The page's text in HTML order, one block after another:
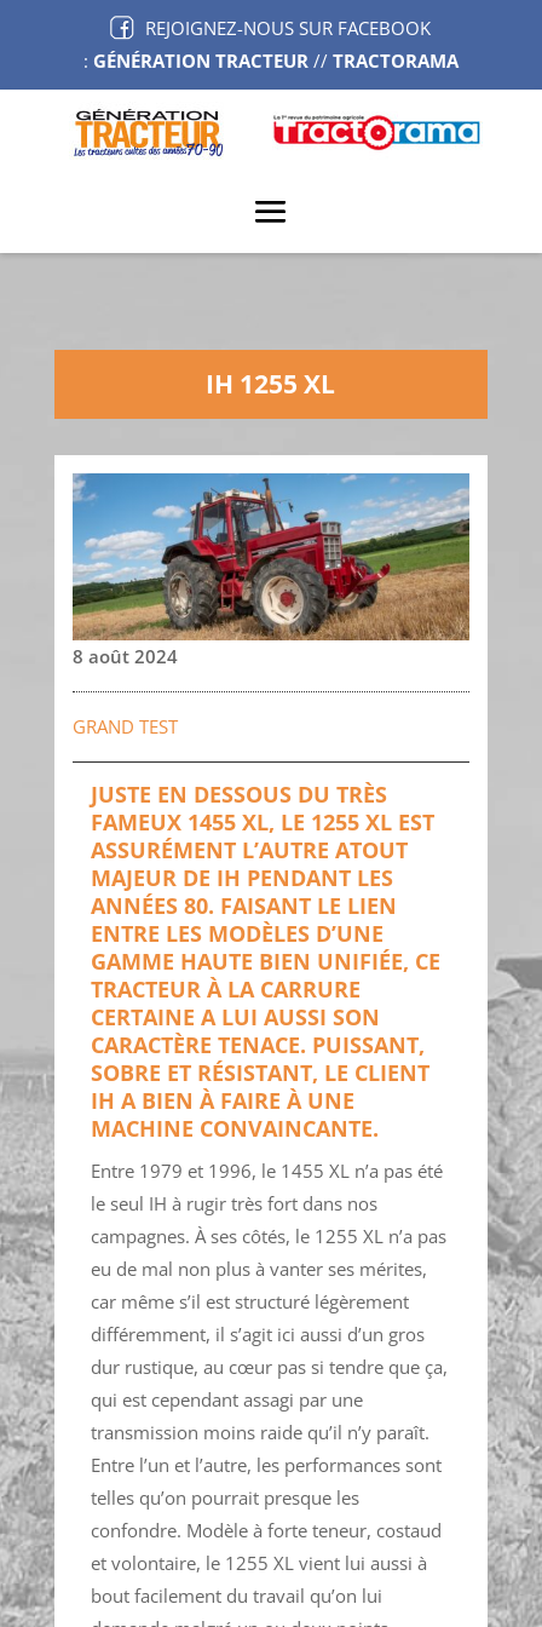
REJOIGNEZ-NOUS SUR FACEBOOK
: GÉNÉRATION TRACTEUR// TRACTORAMA
IH 1255 XL
8 août 2024
GRAND TEST
JUSTE EN DESSOUS DU TRÈS
FAMEUX 1455 XL, LE 1255 XL EST
ASSURÉMENT L’AUTRE ATOUT
MAJEUR DE IH PENDANT LES
ANNÉES 80. FAISANT LE LIEN
ENTRE LES MODÈLES D’UNE
GAMME HAUTE BIEN UNIFIÉE, CE
TRACTEUR À LA CARRURE
CERTAINE A LUI AUSSI SON
CARACTÈRE TENACE. PUISSANT,
SOBRE ET RÉSISTANT, LE CLIENT
IH A BIEN À FAIRE À UNE
MACHINE CONVAINCANTE.
Entre 1979 et 1996, le 1455 XL n’a pas été
le seul IH à rugir très fort dans nos
campagnes. À ses côtés, le 1255 XL n’a pas
eu de mal non plus à vanter ses mérites,
car même s’il est structuré légèrement
différemment, il s’agit ici aussi d’un gros
dur rustique, au cœur pas si tendre que ça,
qui est cependant assagi par une
transmission moins raide qu’il n’y paraît.
Entre l’un et l’autre, les performances sont
telles qu’on pourrait presque les
confondre. Modèle à forte teneur, costaud
et volontaire, le 1255 XL vient lui aussi à
bout facilement du travail qu’on lui